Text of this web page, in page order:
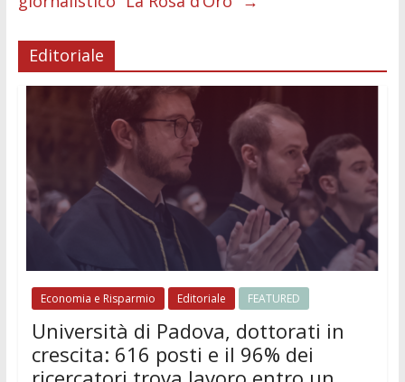
Editoriale
Economia e Risparmio Editoriale FEATURED
Università di Padova, dottorati in
crescita: 616 posti e il 96% dei